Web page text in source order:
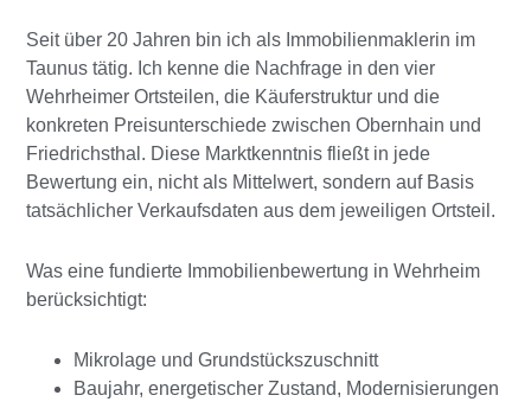
Seit über 20 Jahren bin ich als Immobilienmaklerin im
Taunus tätig. Ich kenne die Nachfrage in den vier
Wehrheimer Ortsteilen, die Käuferstruktur und die
konkreten Preisunterschiede zwischen Obernhain und
Friedrichsthal. Diese Marktkenntnis fließt in jede
Bewertung ein, nicht als Mittelwert, sondern auf Basis
tatsächlicher Verkaufsdaten aus dem jeweiligen Ortsteil.
Was eine fundierte Immobilienbewertung in Wehrheim
berücksichtigt:
Mikrolage und Grundstückszuschnitt
Baujahr, energetischer Zustand, Modernisierungen